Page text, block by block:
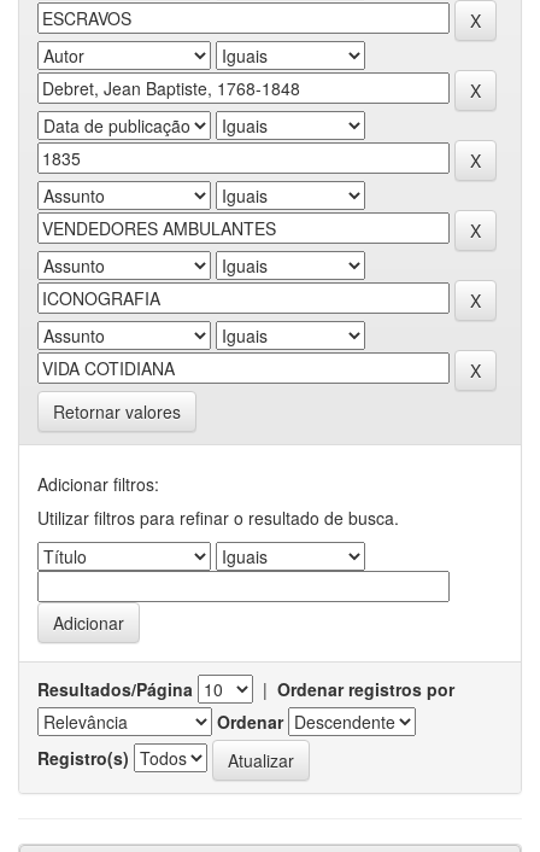
Retornar valores
Adicionar filtros:
Utilizar filtros para refinar o resultado de busca.
Resultados/Página | Ordenar registros por
Ordenar
Registro(s)